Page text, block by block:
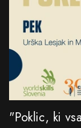
"Poklic, ki